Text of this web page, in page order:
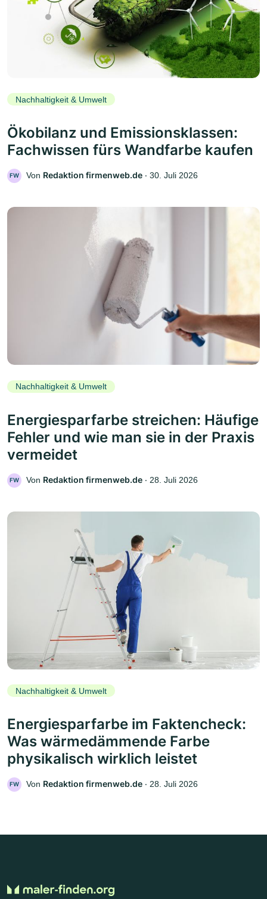
Nachhaltigkeit & Umwelt
Ökobilanz und Emissionsklassen:
Fachwissen fürs Wandfarbe kaufen
FW Von Redaktion firmenweb.de ‧ 30. Juli 2026
Nachhaltigkeit & Umwelt
Energiesparfarbe streichen: Häufige
Fehler und wie man sie in der Praxis
vermeidet
FW Von Redaktion firmenweb.de ‧ 28. Juli 2026
Nachhaltigkeit & Umwelt
Energiesparfarbe im Faktencheck:
Was wärmedämmende Farbe
physikalisch wirklich leistet
FW Von Redaktion firmenweb.de ‧ 28. Juli 2026